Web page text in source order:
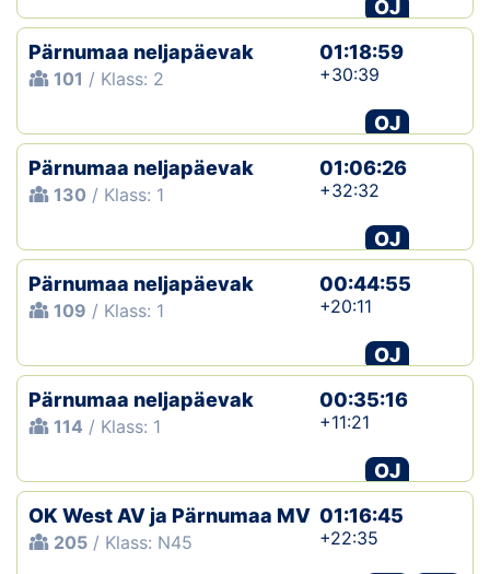
OJ
Pärnumaa neljapäevak
101 / Klass: 2
01:18:59
+30:39
OJ
Pärnumaa neljapäevak
130 / Klass: 1
01:06:26
+32:32
OJ
Pärnumaa neljapäevak
109 / Klass: 1
00:44:55
+20:11
OJ
Pärnumaa neljapäevak
114 / Klass: 1
00:35:16
+11:21
OJ
OK West AV ja Pärnumaa MV
205 / Klass: N45
01:16:45
+22:35